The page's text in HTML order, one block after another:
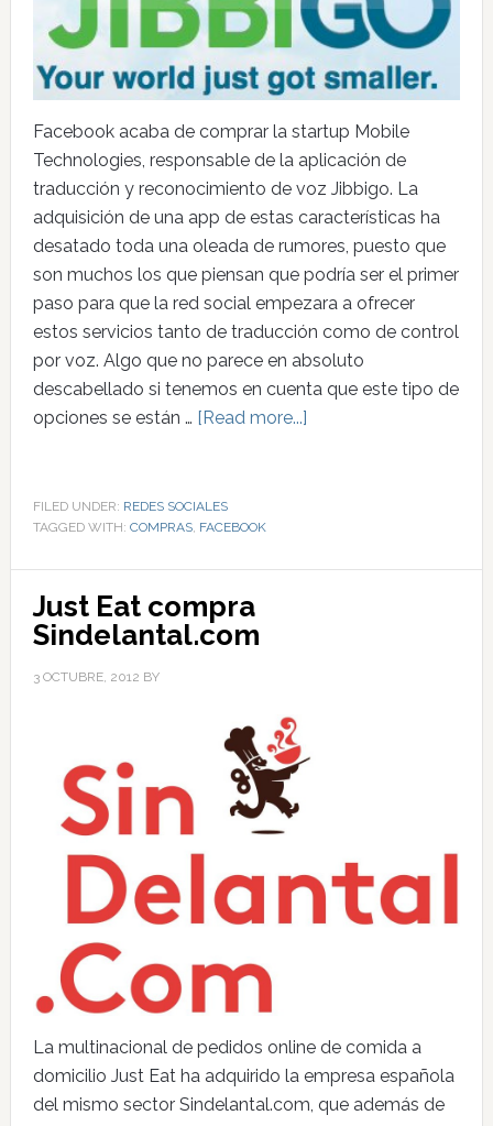
Facebook acaba de comprar la startup Mobile
Technologies, responsable de la aplicación de
traducción y reconocimiento de voz Jibbigo. La
adquisición de una app de estas características ha
desatado toda una oleada de rumores, puesto que
son muchos los que piensan que podría ser el primer
paso para que la red social empezara a ofrecer
estos servicios tanto de traducción como de control
por voz. Algo que no parece en absoluto
descabellado si tenemos en cuenta que este tipo de
opciones se están … [Read more...]
FILED UNDER: REDES SOCIALES
TAGGED WITH: COMPRAS, FACEBOOK
Just Eat compra
Sindelantal.com
3 OCTUBRE, 2012 BY
La multinacional de pedidos online de comida a
domicilio Just Eat ha adquirido la empresa española
del mismo sector Sindelantal.com, que además de